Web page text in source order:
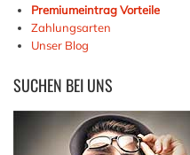
Premiumeintrag Vorteile
Zahlungsarten
Unser Blog
SUCHEN BEI UNS